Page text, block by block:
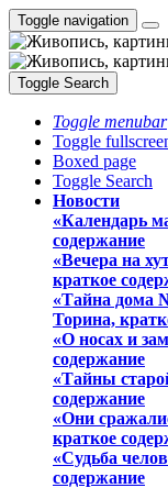
Toggle navigation
Toggle Search
Toggle menubar
Toggle
Boxed page
Toggle Search
Новости
«Календарь
содержание
«Вечера на
краткое
«Тайна дома
Торина,
«О носах и
содержание
«Тайны
содержание
«Они
краткое
«Судьба
содержание